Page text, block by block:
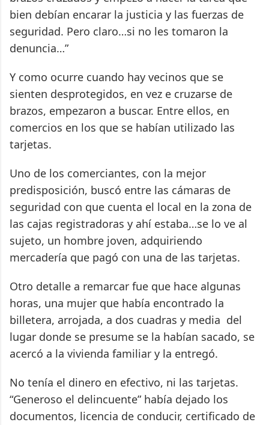
bien debían encarar la justicia y las fuerzas de
seguridad. Pero claro…si no les tomaron la
denuncia…”
Y como ocurre cuando hay vecinos que se
sienten desprotegidos, en vez e cruzarse de
brazos, empezaron a buscar. Entre ellos, en
comercios en los que se habían utilizado las
tarjetas.
Uno de los comerciantes, con la mejor
predisposición, buscó entre las cámaras de
seguridad con que cuenta el local en la zona de
las cajas registradoras y ahí estaba…se lo ve al
sujeto, un hombre joven, adquiriendo
mercadería que pagó con una de las tarjetas.
Otro detalle a remarcar fue que hace algunas
horas, una mujer que había encontrado la
billetera, arrojada, a dos cuadras y media del
lugar donde se presume se la habían sacado, se
acercó a la vivienda familiar y la entregó.
No tenía el dinero en efectivo, ni las tarjetas.
“Generoso el delincuente” había dejado los
documentos, licencia de conducir, certificado de